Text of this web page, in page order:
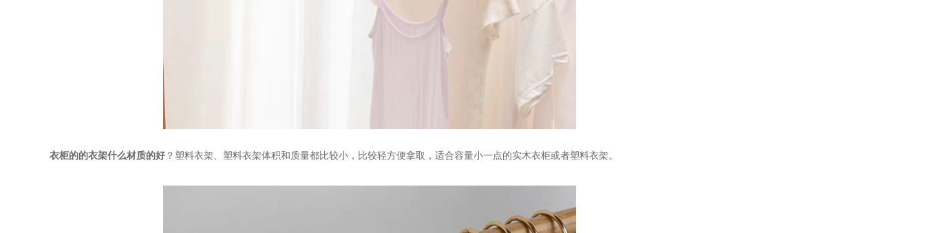
衣柜的的衣架什么材质的好 ？塑料衣架、塑料衣架体积和质量都比较小，比较轻方便拿取，适合容量小一点的实木衣柜或者塑料衣架。